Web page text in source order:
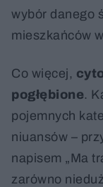
wybór danego
mieszkańców
Co więcej,
pogłębione.
pojemnych
niuansów –
napisem „Ma
zarówno